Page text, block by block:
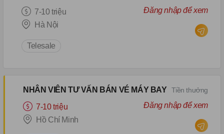
7-10 triệu
Hà Nội
Telesale
Đăng nhập để xem
NHÂN VIÊN TƯ VẤN BÁN VÉ MÁY BAY
7-10 triệu
Hồ Chí Minh
Tiền thưởng
Đăng nhập để xem